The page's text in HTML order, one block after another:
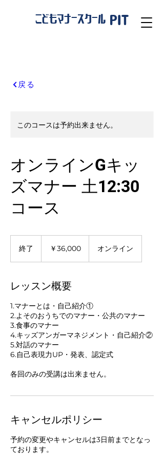
こどもマナースクール PIT
このコースは予約出来ません。
オンラインGキッ
ズマナー 土12:30
コース
終了 ￥36,000 オンライン
レッスン概要
1.マナーとは・自己紹介①
2.よそのおうちでのマナー・公共のマナー
3.食事のマナー
4.キッズアンガーマネジメント・自己紹介②
5.対話のマナー
6.自己表現力UP・発表、認定式
各回のみの受講は出来ません。
キャンセルポリシー
予約の変更やキャンセルは3日前までとなっ
ております。
戻る